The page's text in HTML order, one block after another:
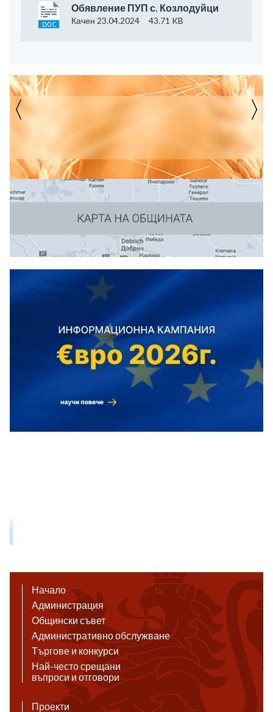
Обявление ПУП с. Козлодуйци
Качен 23.04.2024 43.71 KB
Начало
Администрация
Общински съвет
Административно обслужване
Търгове и конкурси
Най-често срещани
въпроси и отговори
Проекти